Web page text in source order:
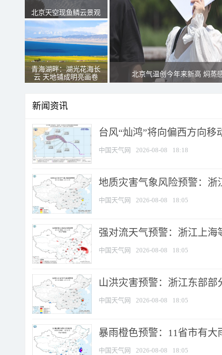
北京天空现鱼鳞云景观
青海湖畔：湖光花海长
云 天地铺成明亮画卷
北京气温创今年来新高 焖蒸
新闻资讯
台风“灿鸿”将向偏西方向移
中国天气网 2026-08-08 18:18
地质灾害气象风险预警：
中国天气网 2026-08-08 18:05
强对流天气预警：浙江上海
中国天气网 2026-08-08 18:05
山洪灾害预警：浙江东部
中国天气网 2026-08-08 18:05
暴雨橙色预警：11省市有
中国天气网 2026-08-08 18:05